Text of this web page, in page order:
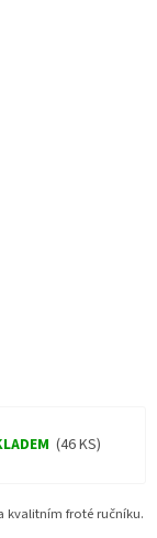
(46 KS)
kvalitním froté ručníku.